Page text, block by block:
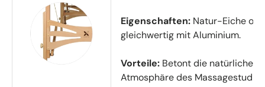
Eigenschaften: Natur-Eiche
gleichwertig mit Aluminium.
Vorteile: Betont die natürliche,
Atmosphäre des